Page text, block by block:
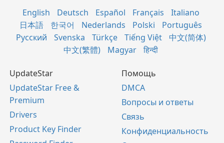
English Deutsch Español Français
Italiano
日本語
한국어 Nederlands Polski
Português
Русский
Svenska Türkçe Tiếng Việt
中文(简体)
中文(繁體)
Magyar हिन्दी
UpdateStar
UpdateStar Free &
Premium
Drivers
Product Key Finder
Помощь
DMCA
Вопросы и ответы
Связь
Конфиденциальность